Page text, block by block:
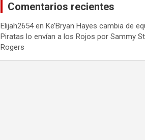
Comentarios recientes
Elijah2654enKe’Bryan Hayes cambia de
Piratas lo envían a los Rojos por Sammy
Rogers